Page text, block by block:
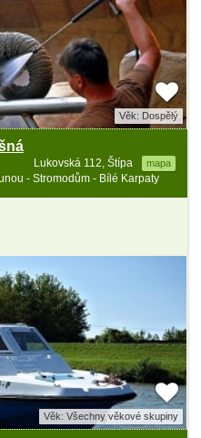
Věk: Dospělý
Lukovská 112, Štípa mapa
- Stromodům - Bílé Karpaty
Věk: Všechny věkové skupiny